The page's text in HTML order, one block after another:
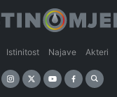
Istinitost Najave Akteri